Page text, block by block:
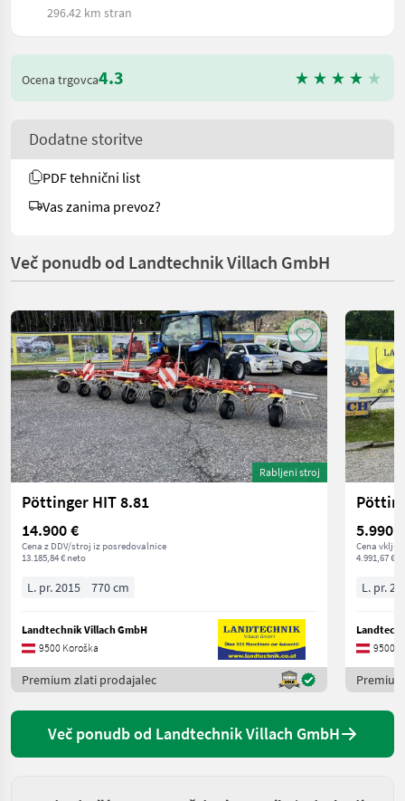
296.42 km stran
Ocena trgovca4.3
Dodatne storitve
PDF tehnični list
Vas zanima prevoz?
Več ponudb od Landtechnik Villach GmbH
Rabljeni stroj
Pöttinger HIT 8.81
14.900 €
Cena z DDV/stroj iz posredovalnice
13.185,84 € neto
L. pr. 2015 770 cm
Landtechnik Villach GmbH
9500 Koroška
Premium zlati prodajalec
5.990 €
Cena
4.991,67 €
L. pr.
9500
Več ponudb od Landtechnik Villach GmbH